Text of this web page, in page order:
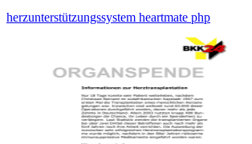
herzunterstützungssystem heartmate php